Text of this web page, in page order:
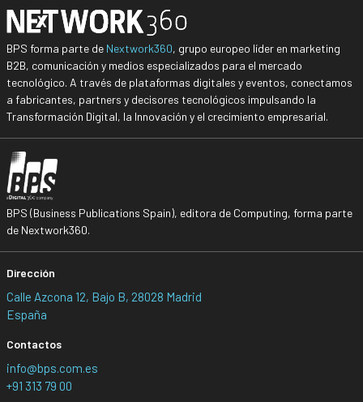
BPS forma parte de Nextwork360, grupo europeo líder en marketing
B2B, comunicación y medios especializados para el mercado
tecnológico. A través de plataformas digitales y eventos, conectamos
a fabricantes, partners y decisores tecnológicos impulsando la
Transformación Digital, la Innovación y el crecimiento empresarial.
BPS (Business Publications Spain), editora de Computing, forma parte
de Nextwork360.
Dirección
Calle Azcona 12, Bajo B, 28028 Madrid
España
Contactos
info@bps.com.es
+91 313 79 00